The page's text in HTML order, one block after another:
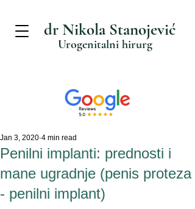
dr Nikola Stanojević
Urogenitalni hirurg
Penilni implanti: prednosti i
mane ugradnje (penis proteza
- penilni implant)
Jan 3, 2020 4 min read